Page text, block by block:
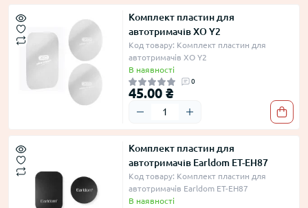
Комплект пластин для
автотримачів XO Y2
Код товару: Комплект пластин для
автотримачів XO Y2
В наявності
0
45.00 ₴
Комплект пластин для
автотримачів Earldom ET-EH87
Код товару: Комплект пластин для
автотримачів Earldom ET-EH87
В наявності